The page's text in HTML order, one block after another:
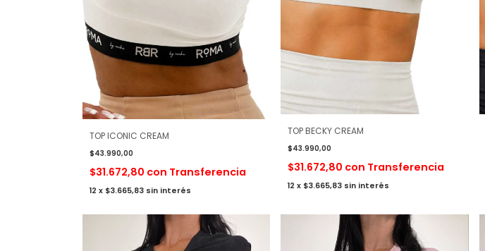
TOP ICONIC CREAM
$43.990,00
$31.672,80 con Transferencia
12 x $3.665,83 sin interés
TOP BECKY CREAM
$43.990,00
$31.672,80 con Transferencia
12 x $3.665,83 sin interés